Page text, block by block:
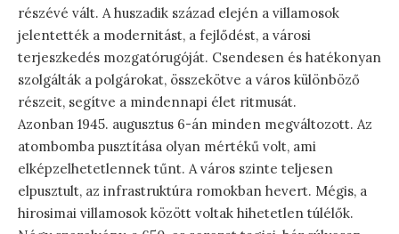
részévé vált. A huszadik század elején a villamosok
jelentették a modernitást, a fejlődést, a városi
terjeszkedés mozgatórugóját. Csendesen és hatékonyan
szolgálták a polgárokat, összekötve a város különböző
részeit, segítve a mindennapi élet ritmusát.
Azonban 1945. augusztus 6-án minden megváltozott. Az
atombomba pusztítása olyan mértékű volt, ami
elképzelhetetlennek tűnt. A város szinte teljesen
elpusztult, az infrastruktúra romokban hevert. Mégis, a
hirosimai villamosok között voltak hihetetlen túlélők.